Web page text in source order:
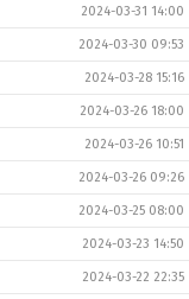
2024-03-31 14:00
2024-03-30 09:53
2024-03-28 15:16
2024-03-26 18:00
2024-03-26 10:51
2024-03-26 09:26
2024-03-25 08:00
2024-03-23 14:50
2024-03-22 22:35